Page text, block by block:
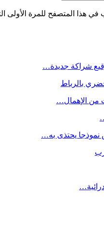
هذا المتصفح للمرة الأولى
شراكة جديدة…
بالرباط
من الإهمال…
نموذجا يحتذى به…